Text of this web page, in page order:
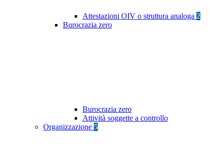
Attestazioni OIV o struttura analoga 2
Burocrazia zero
Burocrazia zero
Attività soggette a controllo
Organizzazione 5